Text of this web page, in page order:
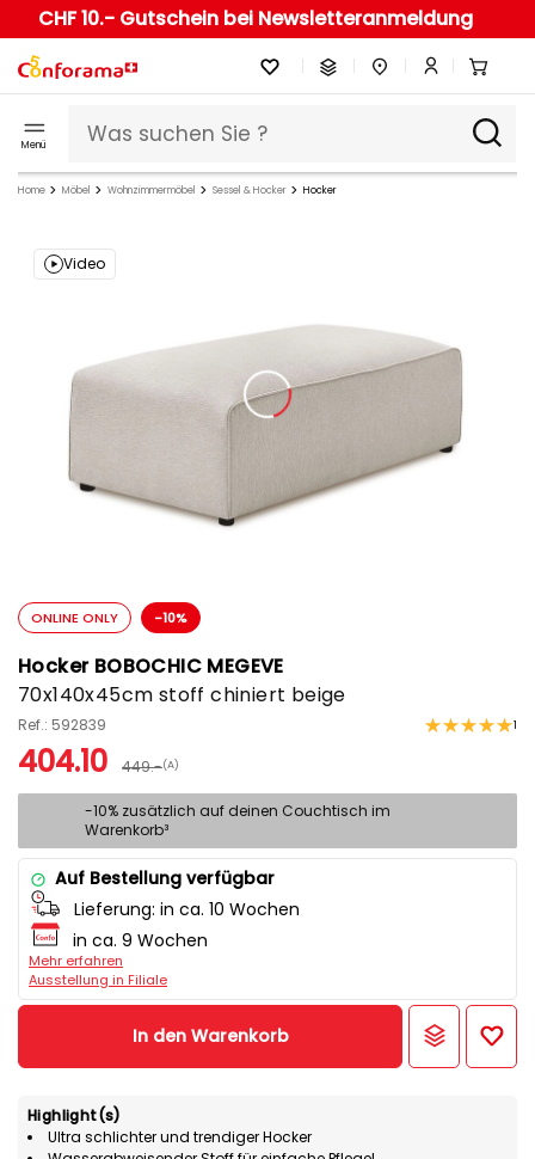
CHF 10.- Gutschein bei Newsletteranmeldung
Menü
Home Möbel Wohnzimmermöbel Sessel & Hocker Hocker
Video
ONLINE ONLY -10%
Hocker BOBOCHIC MEGEVE
70x140x45cm stoff chiniert beige
Ref.: 592839 1
404.10 449.-(A)
-10% zusätzlich auf deinen Couchtisch im
Warenkorb³
Auf Bestellung verfügbar
Lieferung: in ca. 10 Wochen
in ca. 9 Wochen
Mehr erfahren
Ausstellung in Filiale
In den Warenkorb
Highlight(s)
Ultra schlichter und trendiger Hocker